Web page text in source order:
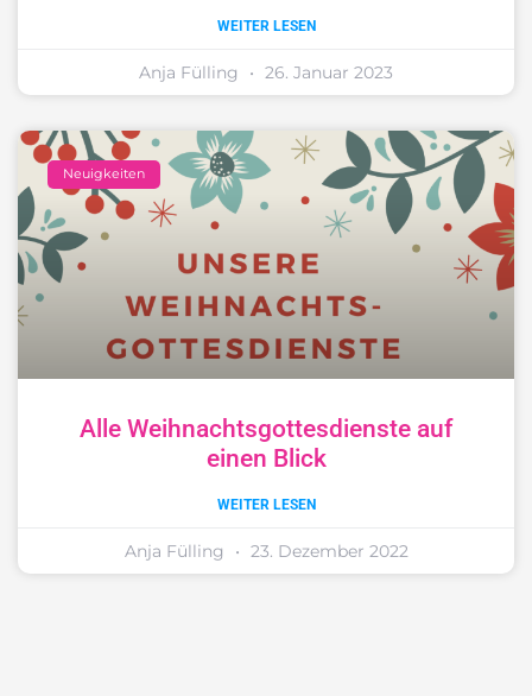
WEITER LESEN
Anja Fülling 26. Januar 2023
Neuigkeiten
Alle Weihnachtsgottesdienste auf
einen Blick
WEITER LESEN
Anja Fülling 23. Dezember 2022